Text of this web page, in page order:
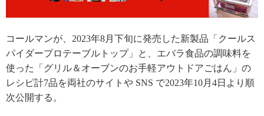
コールマンが、2023年8月下旬に発売した新製品「クールス
パイダープロテーブルトップ」と、エバラ食品の調味料を
使った「グリル＆オーブンのお手軽アウトドアごはん」の
レシピ計7品を両社のサイトや SNS で2023年10月4日より順
次公開する。